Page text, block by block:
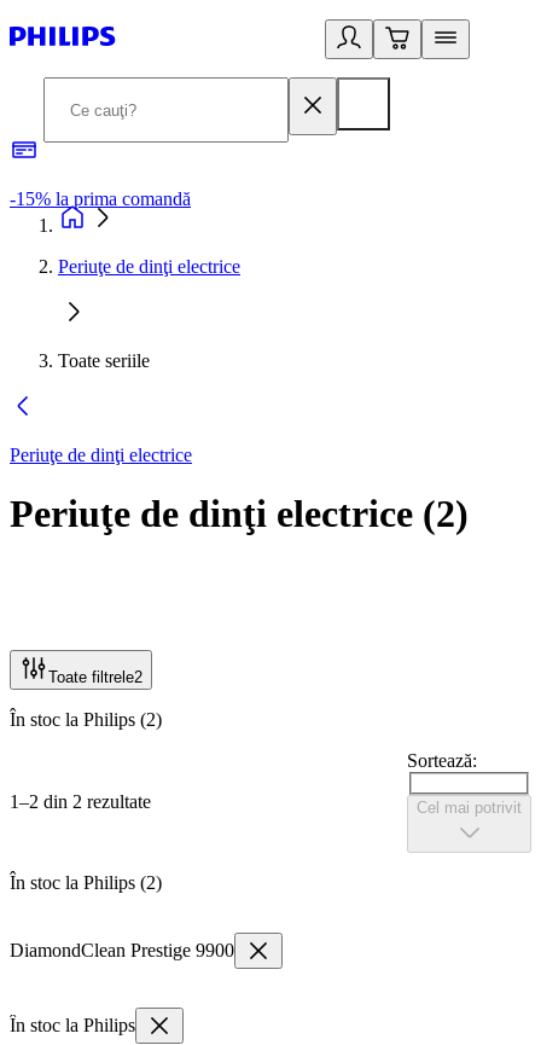
-15% la prima comandă
Periuţe de dinţi electrice
Toate seriile
Periuţe de dinţi electrice
Periuţe de dinţi electrice (2)
Toate filtrele2
În stoc la Philips (2)
1–2 din 2 rezultate
Sortează:
Cel mai potrivit
În stoc la Philips (2)
DiamondClean Prestige 9900
În stoc la Philips